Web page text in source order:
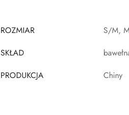
ROZMIAR
S/M,
SKŁAD
PRODUKCJA
Chiny